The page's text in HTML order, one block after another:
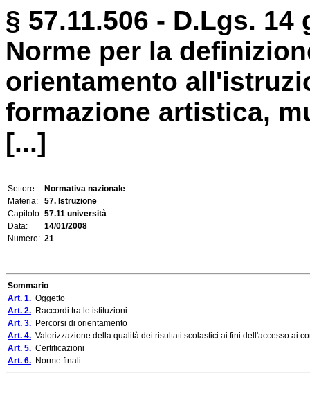
§ 57.11.506 - D.Lgs. 14
Norme per la
orientamento
formazione artistica,
[...]
Settore:
Normativa nazionale
Materia:
57. Istruzione
Capitolo: 57.11 università
Data:
14/01/2008
Numero: 21
Sommario
Art. 1. Oggetto
Art. 2. Raccordi tra le istituzioni
Art. 3. Percorsi di orientamento
Art. 4. Valorizzazione della qualità dei risultati scolastici ai fini dell'accesso ai
Art. 5. Certificazioni
Art. 6. Norme finali